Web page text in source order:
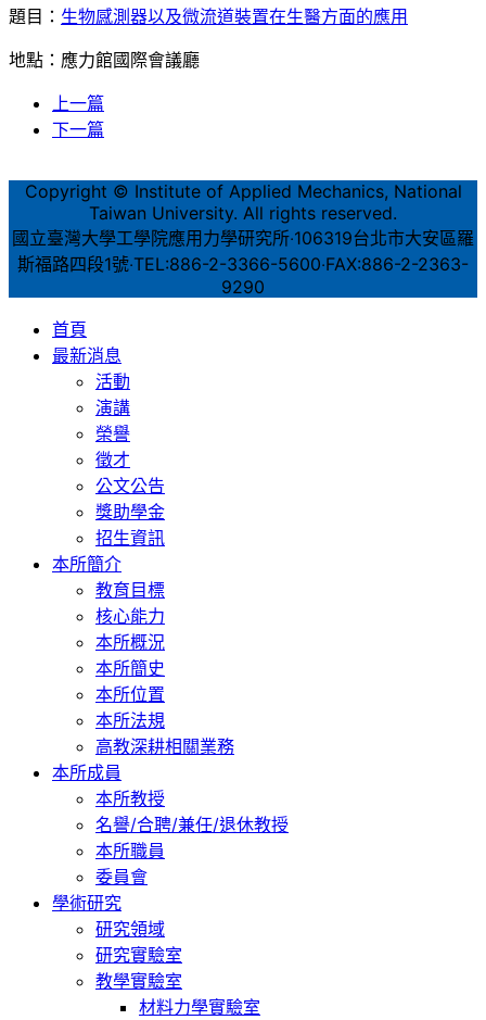
題目： 生物感測器以及微流道裝置在生醫方面的應用
地點：應力館國際會議廳
上一篇
下一篇
Copyright © Institute of Applied Mechanics, National
Taiwan University. All rights reserved.
國立臺灣大學工學院應用力學研究所‧106319台北市大安區羅
斯福路四段1號‧TEL:886-2-3366-5600‧FAX:886-2-2363-
9290
首頁
最新消息
活動
演講
榮譽
徵才
公文公告
獎助學金
招生資訊
本所簡介
教育目標
核心能力
本所概況
本所簡史
本所位置
本所法規
高教深耕相關業務
本所成員
本所教授
名譽/合聘/兼任/退休教授
本所職員
委員會
學術研究
研究領域
研究實驗室
教學實驗室
材料力學實驗室